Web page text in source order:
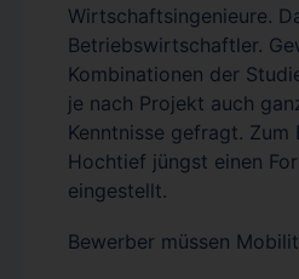
Wirtschaftsingenieure.
Betriebswirtschaftler.
Kombinationen der
je nach Projekt auch
Kenntnisse gefragt. Zum
Hochtief jüngst einen
eingestellt.
Bewerber müssen